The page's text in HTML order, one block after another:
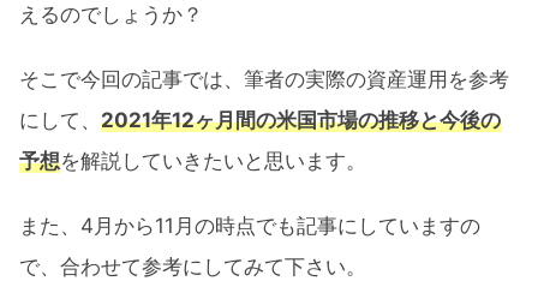
えるのでしょうか？
そこで今回の記事では、筆者の実際の資産運用を参考
にして、 2021年12ヶ月間の米国市場の推移と今後の
予想を解説していきたいと思います。
また、4月から11月の時点でも記事にしていますの
で、合わせて参考にしてみて下さい。